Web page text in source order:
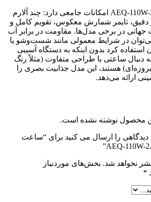
از لحاظ عملکرد، AEQ-110W-2A امکانات جامعی دارد: چند آلارم
دقیق، تایمر شمارش معکوس، تقویم کامل و
در برخی مدل‌ها. مقاومت در برابر آب
در شرایط معمولی مانند شست‌وشو یا
کرد بدون اینکه به دستگاه آسیبی
دنبال ساعتی با طراحی متفاوت (مثلاً رنگ
هستند، این مدل جذابیت بصری را
ارائه می‌دهد.
محصول نوشته نشده است.
دیدگاهی را ارسال می کنید برای “ساعت
نخواهد شد. بخش‌های موردنیاز
*